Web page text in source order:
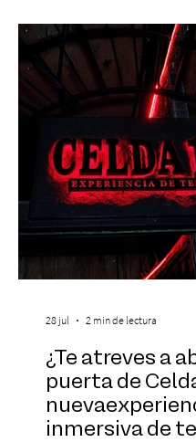
viernes 31 de julio, a las
través de Passline. Hay
una época y otros que
historia. Carl Cox
categoría.
¿Te atreves a
puerta de
inmersiva de
28 jul 2 min de lectura